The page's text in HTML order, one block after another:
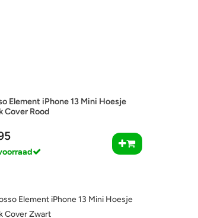
Element iPhone 13 Mini Hoesje
Cover Rood